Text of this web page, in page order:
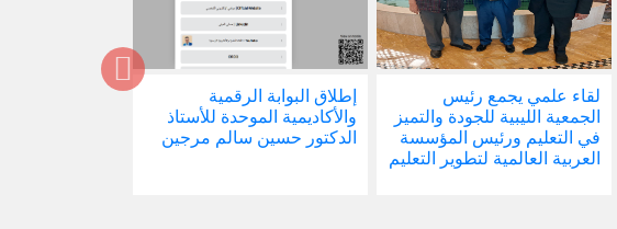
لقاء علمي يجمع رئيس
الجمعية الليبية للجودة والتميز
في التعليم ورئيس المؤسسة
العربية العالمية لتطوير التعليم
إطلاق البوابة الرقمية
والأكاديمية الموحدة للأستاذ
الدكتور حسين سالم مرجين